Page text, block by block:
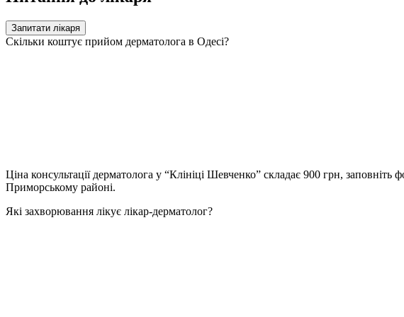
Запитати лікаря
Скільки коштує прийом дерматолога в Одесі?
Ціна консультації дерматолога у “Клініці Шевченко” складає 900 грн,
Приморському районі.
Які захворювання лікує лікар-дерматолог?